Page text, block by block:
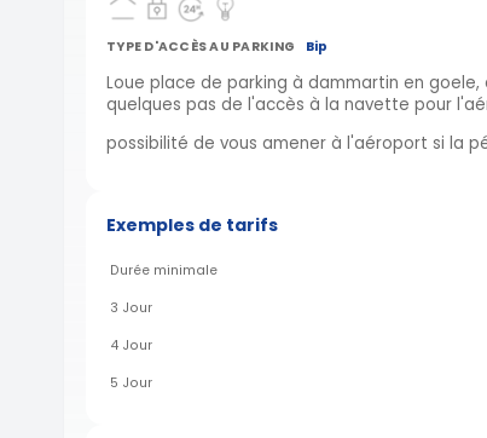
TYPE D'ACCÈS AU PARKING Bip
Loue place de parking à dammartin en goele,
quelques pas de l'accès à la navette pour
possibilité de vous amener à l'aéroport si la
Exemples de tarifs
Durée minimale
3 Jour
4 Jour
5 Jour